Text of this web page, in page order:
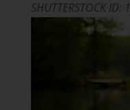
SHUTTERSTOCK